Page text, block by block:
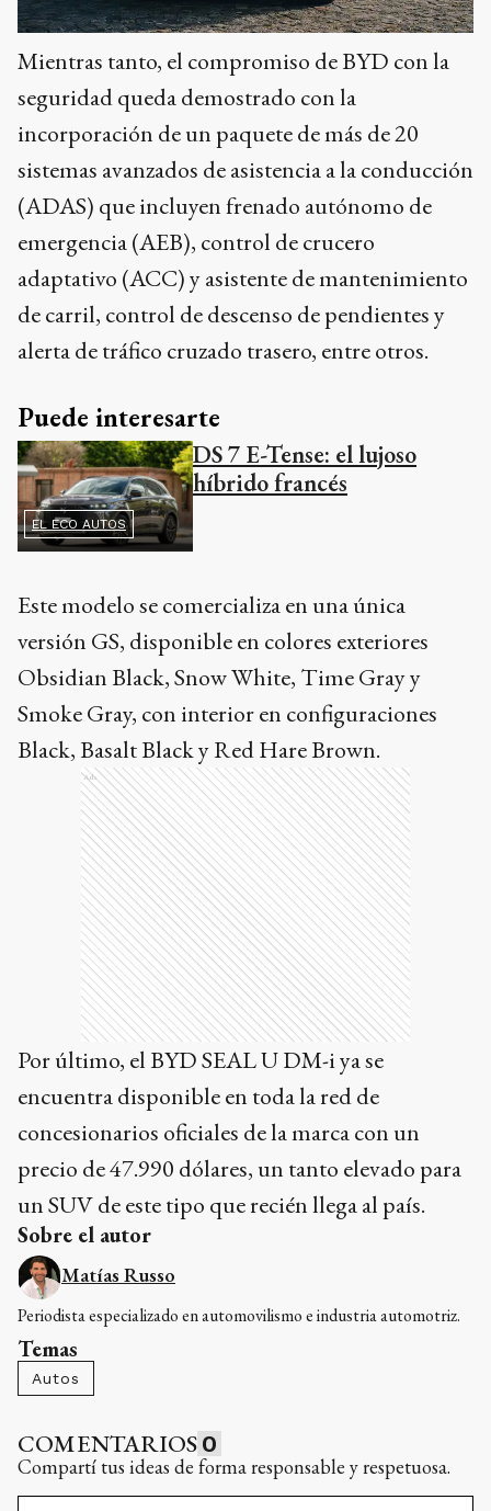
Mientras tanto, el compromiso de BYD con la
seguridad queda demostrado con la
incorporación de un paquete de más de 20
sistemas avanzados de asistencia a la conducción
(ADAS) que incluyen frenado autónomo de
emergencia (AEB), control de crucero
adaptativo (ACC) y asistente de mantenimiento
de carril, control de descenso de pendientes y
alerta de tráfico cruzado trasero, entre otros.
Puede interesarte
EL ECO AUTOS
DS 7 E-Tense: el lujoso
híbrido francés
Este modelo se comercializa en una única
versión GS, disponible en colores exteriores
Obsidian Black, Snow White, Time Gray y
Smoke Gray, con interior en configuraciones
Black, Basalt Black y Red Hare Brown.
Ads
Por último, el BYD SEAL U DM-i ya se
encuentra disponible en toda la red de
concesionarios oficiales de la marca con un
precio de 47.990 dólares, un tanto elevado para
un SUV de este tipo que recién llega al país.
Sobre el autor
Matías Russo
Periodista especializado en automovilismo e industria automotriz.
Temas
Autos
COMENTARIOS 0
Compartí tus ideas de forma responsable y respetuosa.